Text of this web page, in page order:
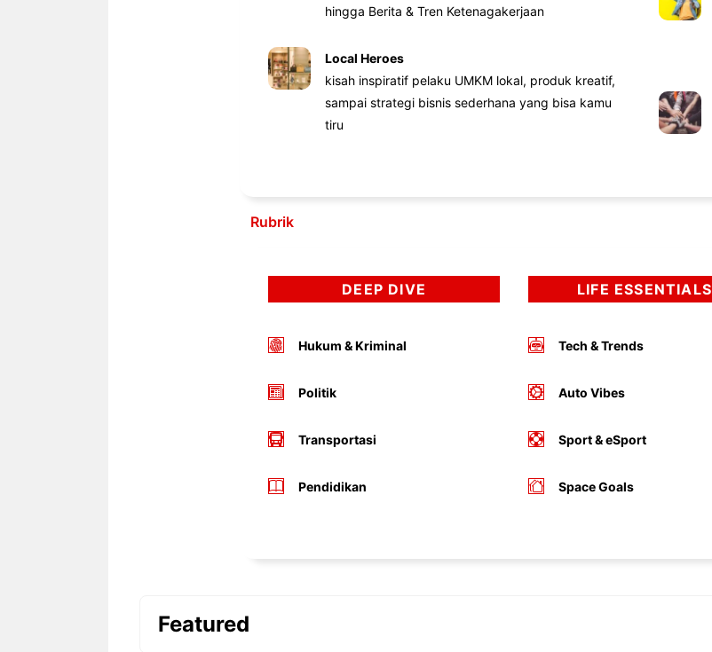
hingga Berita & Tren Ketenagakerjaan
Local Heroes
kisah inspiratif pelaku UMKM lokal, produk kreatif,
sampai strategi bisnis sederhana yang bisa kamu
tiru
Rubrik
DEEP DIVE
Hukum & Kriminal
Politik
Transportasi
Pendidikan
LIFE ESSENTIALS
Tech & Trends
Auto Vibes
Sport & eSport
Space Goals
Featured